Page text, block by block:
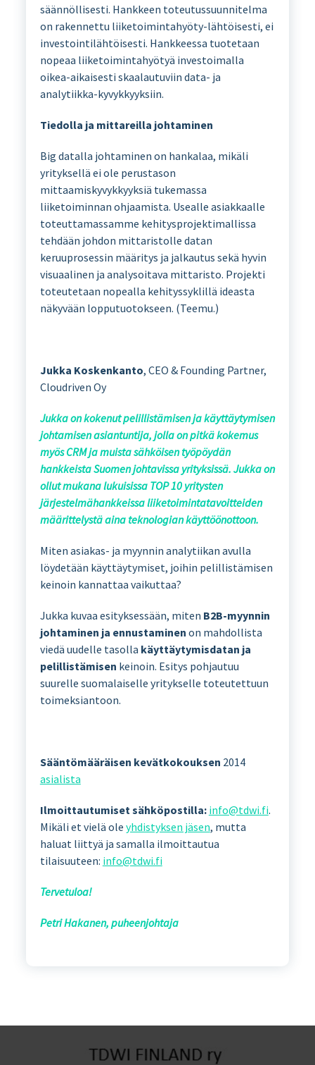
säännöllisesti. Hankkeen toteutussuunnitelma
on rakennettu liiketoimintahyöty-lähtöisesti, ei
investointilähtöisesti. Hankkeessa tuotetaan
nopeaa liiketoimintahyötyä investoimalla
oikea-aikaisesti skaalautuviin data- ja
analytiikka-kyvykkyyksiin.
Tiedolla ja mittareilla johtaminen
Big datalla johtaminen on hankalaa, mikäli
yrityksellä ei ole perustason
mittaamiskyvykkyyksiä tukemassa
liiketoiminnan ohjaamista. Usealle asiakkaalle
toteuttamassamme kehitysprojektimallissa
tehdään johdon mittaristolle datan
keruuprosessin määritys ja jalkautus sekä hyvin
visuaalinen ja analysoitava mittaristo. Projekti
toteutetaan nopealla kehityssyklillä ideasta
näkyvään lopputuotokseen. (Teemu.)
Jukka Koskenkanto, CEO & Founding Partner,
Cloudriven Oy
Jukka on kokenut pelillistämisen ja käyttäytymisen
johtamisen asiantuntija, jolla on pitkä kokemus
myös CRM ja muista sähköisen työpöydän
hankkeista Suomen johtavissa yrityksissä. Jukka on
ollut mukana lukuisissa TOP 10 yritysten
järjestelmähankkeissa liiketoimintatavoitteiden
määrittelystä aina teknologian käyttöönottoon.
Miten asiakas- ja myynnin analytiikan avulla
löydetään käyttäytymiset, joihin pelillistämisen
keinoin kannattaa vaikuttaa?
Jukka kuvaa esityksessään, miten B2B-myynnin
johtaminen ja ennustaminen on mahdollista
viedä uudelle tasolla käyttäytymisdatan ja
pelillistämisen keinoin. Esitys pohjautuu
suurelle suomalaiselle yritykselle toteutettuun
toimeksiantoon.
Sääntömääräisen kevätkokouksen 2014
asialista
Ilmoittautumiset sähköpostilla: info@tdwi.fi.
Mikäli et vielä ole yhdistyksen jäsen, mutta
haluat liittyä ja samalla ilmoittautua
tilaisuuteen: info@tdwi.fi
Tervetuloa!
Petri Hakanen, puheenjohtaja